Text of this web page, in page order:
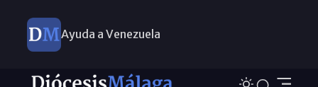
Ayuda a Venezuela